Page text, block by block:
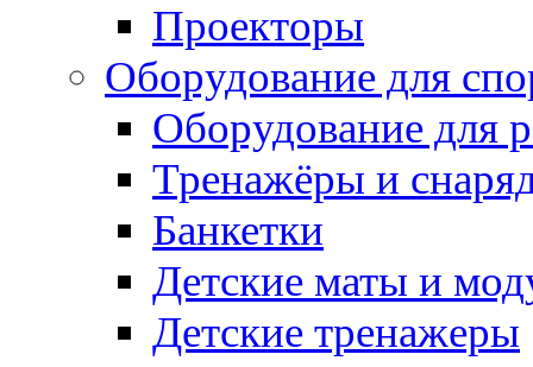
Проекторы
Оборудование для
Оборудование для
Тренажёры и
Банкетки
Детские маты и
Детские тренажеры